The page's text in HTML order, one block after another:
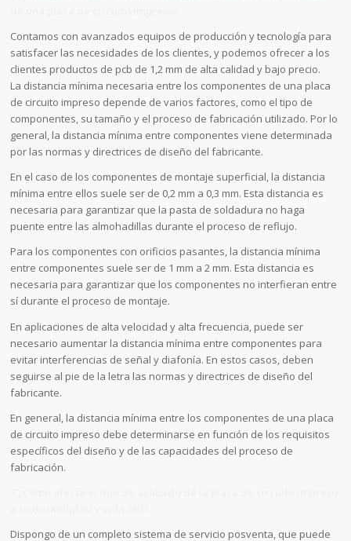
Contamos con avanzados equipos de producción y tecnología para
satisfacer las necesidades de los clientes, y podemos ofrecer a los
clientes productos de pcb de 1,2 mm de alta calidad y bajo precio.
La distancia mínima necesaria entre los componentes de una placa
de circuito impreso depende de varios factores, como el tipo de
componentes, su tamaño y el proceso de fabricación utilizado. Por lo
general, la distancia mínima entre componentes viene determinada
por las normas y directrices de diseño del fabricante.
En el caso de los componentes de montaje superficial, la distancia
mínima entre ellos suele ser de 0,2 mm a 0,3 mm. Esta distancia es
necesaria para garantizar que la pasta de soldadura no haga
puente entre las almohadillas durante el proceso de reflujo.
Para los componentes con orificios pasantes, la distancia mínima
entre componentes suele ser de 1 mm a 2 mm. Esta distancia es
necesaria para garantizar que los componentes no interfieran entre
sí durante el proceso de montaje.
En aplicaciones de alta velocidad y alta frecuencia, puede ser
necesario aumentar la distancia mínima entre componentes para
evitar interferencias de señal y diafonía. En estos casos, deben
seguirse al pie de la letra las normas y directrices de diseño del
fabricante.
En general, la distancia mínima entre los componentes de una placa
de circuito impreso debe determinarse en función de los requisitos
específicos del diseño y de las capacidades del proceso de
fabricación.
Dispongo de un completo sistema de servicio posventa, que puede